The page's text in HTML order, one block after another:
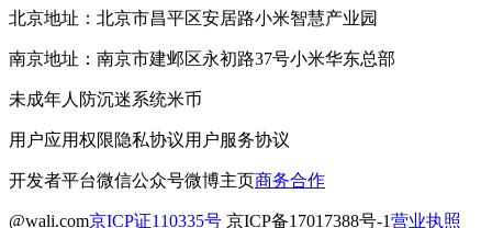
北京地址：北京市昌平区安居路小米智慧产业园
南京地址：南京市建邺区永初路37号小米华东总部
未成年人防沉迷系统米币
用户应用权限隐私协议用户服务协议
开发者平台微信公众号微博主页商务合作
@wali.com京ICP证110335号 京ICP备17017388号-1营业执照